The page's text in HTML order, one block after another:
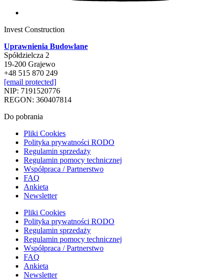
Invest Construction
Uprawnienia Budowlane
Spółdzielcza 2
19-200 Grajewo
+48 515 870 249
[email protected]
NIP: 7191520776
REGON: 360407814
Do pobrania
Pliki Cookies
Polityka prywatności RODO
Regulamin sprzedaży
Regulamin pomocy technicznej
Współpraca / Partnerstwo
FAQ
Ankieta
Newsletter
Pliki Cookies
Polityka prywatności RODO
Regulamin sprzedaży
Regulamin pomocy technicznej
Współpraca / Partnerstwo
FAQ
Ankieta
Newsletter